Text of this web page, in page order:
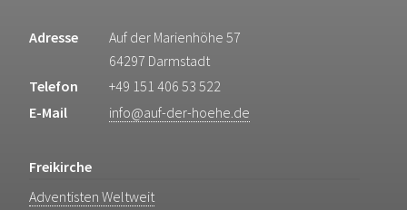
Adresse
Auf der Marienhöhe 57
64297 Darmstadt
Telefon
+49 151 406 53 522
E-Mail
info@auf-der-hoehe.de
Freikirche
Adventisten Weltweit